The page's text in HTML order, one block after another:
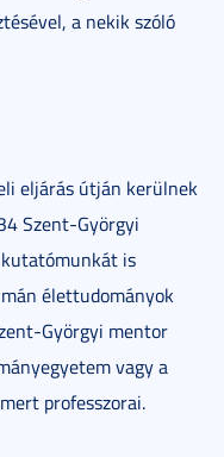
a nekik szóló
eljárás útján kerülnek
Szent-Györgyi
is
élettudományok
Györgyi mentor
vagy a
professzorai.